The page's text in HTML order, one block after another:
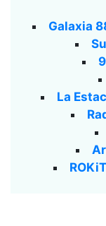
Galaxia
La